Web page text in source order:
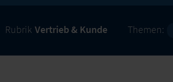
Rubrik Vertrieb & Kunde Themen: